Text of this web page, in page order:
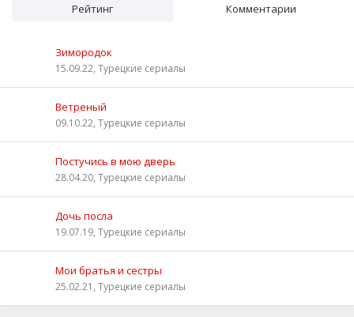
Рейтинг Комментарии
Зимородок
15.09.22, Турецкие сериалы
Ветреный
09.10.22, Турецкие сериалы
Постучись в мою дверь
28.04.20, Турецкие сериалы
Дочь посла
19.07.19, Турецкие сериалы
Мои братья и сестры
25.02.21, Турецкие сериалы